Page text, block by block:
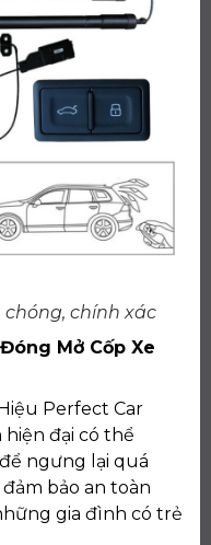
chính xác
Mở Cốp Xe
Perfect Car
đại có thể
ngưng lại quá
bảo an toàn
gia đình có trẻ